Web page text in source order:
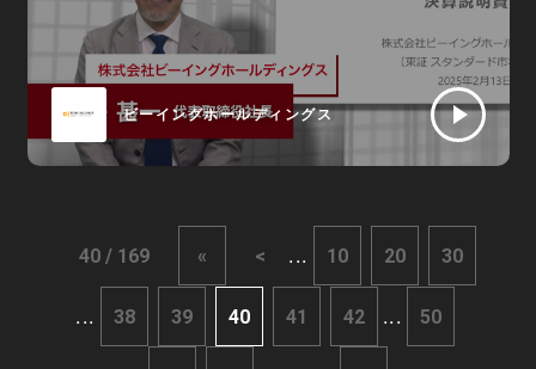
ビーイングホールディングス
40 / 169 « < ... 10 20 30
... 38 39 40 41 42 ... 50